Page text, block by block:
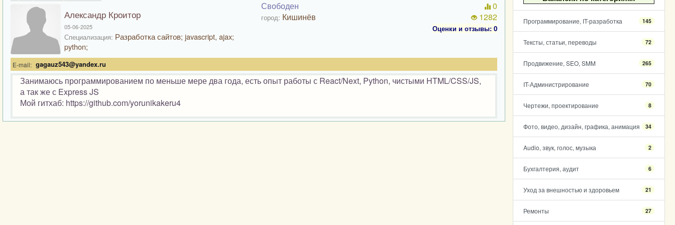
Программирование, IT-разработка 145
Тексты, статьи, переводы 72
Продвижение, SEO, SMM 265
IT-Администрирование 70
Чертежи, проектирование 8
Фото, видео, дизайн, графика, анимация 34
Audio, звук, голос, музыка 2
Бухгалтерия, аудит 6
Уход за внешностью и здоровьем 21
Ремонты 27
Александр Кроитор
05-06-2025
Специализация: Разработка сайтов; javascript, ajax;
python;
Свободен
город: Кишинёв
0
1282
Оценки и отзывы: 0
E-mail: gagauz543@yandex.ru
Занимаюсь программированием по меньше мере два года, есть опыт работы с React/Next, Python, чистыми HTML/CSS/JS,
а так же с Express JS
Мой гитхаб: https://github.com/yorunikakeru4